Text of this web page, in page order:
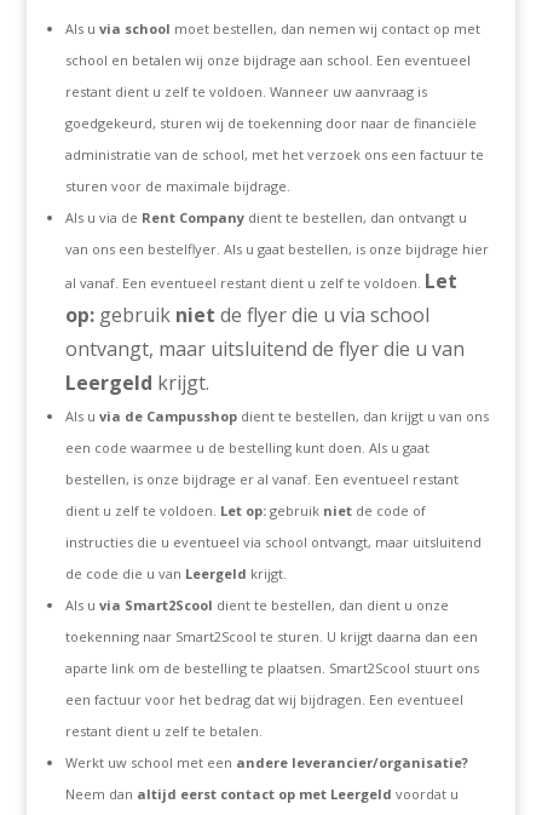
Als u via school moet bestellen, dan nemen wij contact op met
school en betalen wij onze bijdrage aan school. Een eventueel
restant dient u zelf te voldoen. Wanneer uw aanvraag is
goedgekeurd, sturen wij de toekenning door naar de financiële
administratie van de school, met het verzoek ons een factuur te
sturen voor de maximale bijdrage.
Als u via de Rent Companydient te bestellen, dan ontvangt u
van ons een bestelflyer. Als u gaat bestellen, is onze bijdrage hier
al vanaf. Een eventueel restant dient u zelf te voldoen. Let
op:gebruik niet de flyer die u via school
ontvangt, maar uitsluitend de flyer die u van
Leergeld krijgt.
Als u via de Campusshopdient te bestellen, dan krijgt u van ons
een code waarmee u de bestelling kunt doen. Als u gaat
bestellen, is onze bijdrage er al vanaf. Een eventueel restant
dient u zelf te voldoen. Let op:gebruik nietde code of
instructies die u eventueel via school ontvangt, maar uitsluitend
de code die u van Leergeld krijgt.
Als u via Smart2Scool dient te bestellen, dan dient u onze
toekenning naar Smart2Scool te sturen. U krijgt daarna dan een
aparte link om de bestelling te plaatsen. Smart2Scool stuurt ons
een factuur voor het bedrag dat wij bijdragen. Een eventueel
restant dient u zelf te betalen.
Werkt uw school met een andere leverancier/organisatie?
Neem dan altijd eerst contact op met Leergeld voordat u